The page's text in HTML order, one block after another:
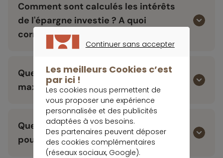
Comment sont calculés les intérêts
de l'épargne investie ? A quoi
correspond la règle des quinzaines ?
Quel est le montant minimum et
maximum sur le Livret Meilleurtaux ?
Quels sont les justificatifs demandés
pour ouvrir un Livret Meilleurtaux ?
Continuer sans accepter
Les meilleurs Cookies c’est
par ici !
Les cookies nous permettent de
vous proposer une expérience
personnalisée et des publicités
adaptées à vos besoins.
Des partenaires peuvent déposer
des cookies complémentaires
(réseaux sociaux, Google).